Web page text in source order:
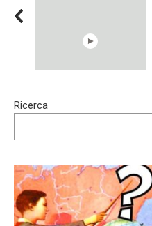
Trying BOLLYWOOD
Ricerca